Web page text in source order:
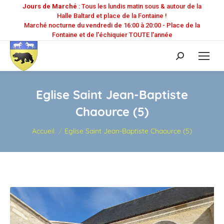
Jours de Marché : Tous les lundis matin sous & autour de la
Halle Baltard et place de la Fontaine !
Marché nocturne du vendredi de 16:00 à 20:00 - Place de la
Fontaine et de l'échiquier TOUTE l'année
Recherche
:
Eglise Saint Jean-Baptiste
Chaource (5)
Vous êtes ici :
Accueil Eglise Saint Jean-Baptiste Chaource (5)